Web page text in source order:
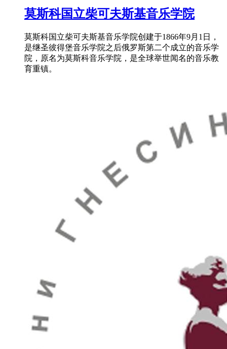
​莫斯科国立柴可夫斯基音乐学院
莫斯科国立柴可夫斯基音乐学院创建于1866年9月1日，
是继圣彼得堡音乐学院之后俄罗斯第二个成立的音乐学
院，原名为莫斯科音乐学院，是全球举世闻名的音乐教
育重镇。